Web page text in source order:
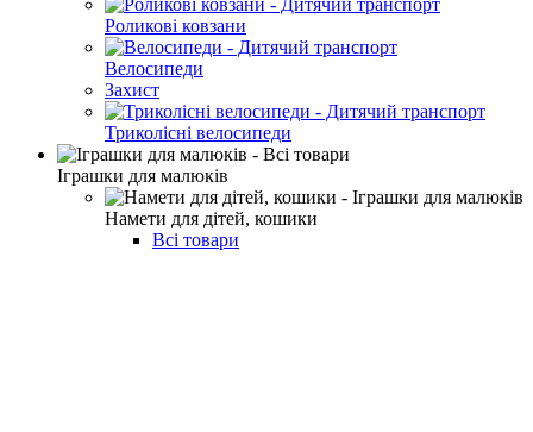
Роликові ковзани
Велосипеди
Захист
Триколісні велосипеди
Іграшки для малюків
Намети для дітей, кошики
Всі товари